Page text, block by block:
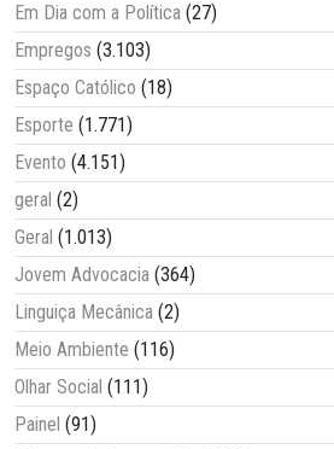
Em Dia com a Política (27)
Empregos (3.103)
Espaço Católico (18)
Esporte (1.771)
Evento (4.151)
geral (2)
Geral (1.013)
Jovem Advocacia (364)
Linguiça Mecânica (2)
Meio Ambiente (116)
Olhar Social (111)
Painel (91)